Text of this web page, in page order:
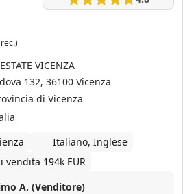
VICENZA
132, 36100 Vicenza
di Vicenza
Italiano, Inglese
vendita 194k EUR
A. (Venditore)